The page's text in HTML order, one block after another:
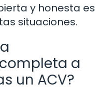
y honesta es
situaciones.
a
un ACV?